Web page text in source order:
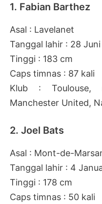
1. Fabian Barthez
Asal : Lavelanet
Tanggal lahir : 28 Juni
Tinggi : 183 cm
Caps timnas : 87 kali
Klub : Toulouse,
Manchester United,
2. Joel Bats
Asal : Mont-de-
Tanggal lahir : 4
Tinggi : 178 cm
Caps timnas : 50 kali